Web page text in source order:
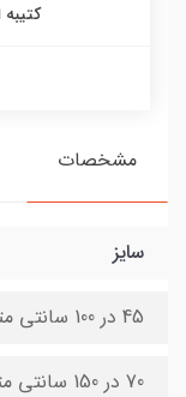
مشخصات
سایز
45 در 100 سانتی متر
70 در 150 سانتی متر